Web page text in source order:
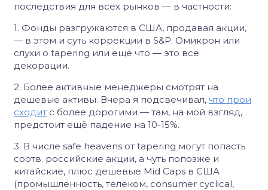
последствия для всех рынков — в частности:
1. Фонды разгружаются в США, продавая акции,
— в этом и суть коррекции в S&P. Омикрон или
слухи о tapering или ещё что — это все
декорации.
2. Более активные менеджеры смотрят на
дешевые активы. Вчера я подсвечивал, что прои
сходит с более дорогими — там, на мой взгляд,
предстоит ещё падение на 10-15%.
3. В числе safe heavens от tapering могут попасть
соотв. российские акции, а чуть попозже и
китайские, плюс дешевые Mid Caps в США
(промышленность, телеком, consumer cyclical,